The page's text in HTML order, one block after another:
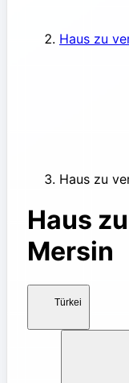
Haus zu
Haus zu
Haus
Mersin
Türkei